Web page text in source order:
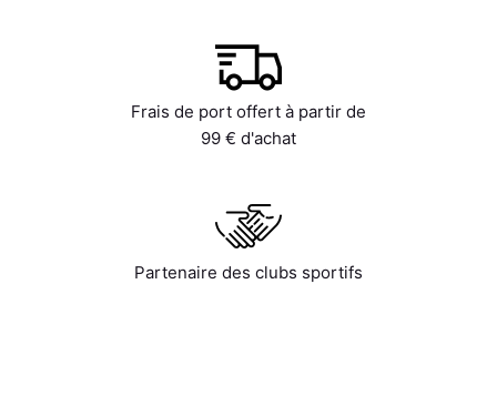
Frais de port offert à partir de
99 € d'achat
Partenaire des clubs sportifs